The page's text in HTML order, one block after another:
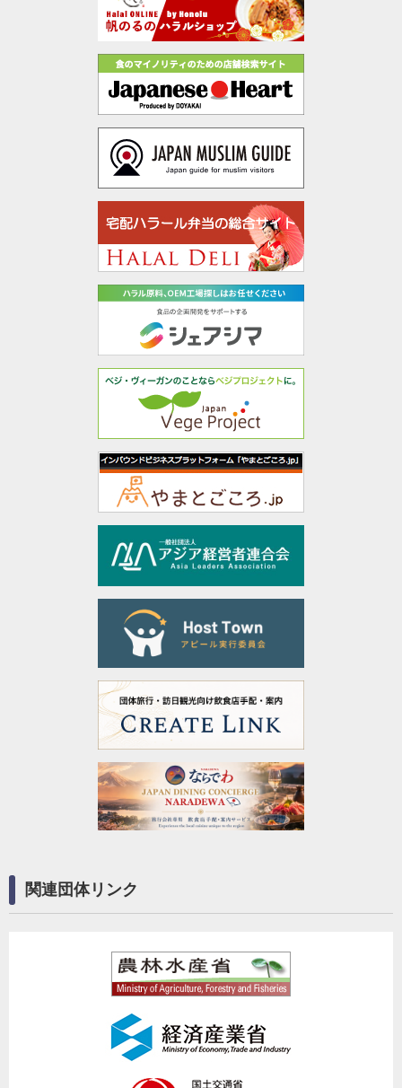
関連団体リンク